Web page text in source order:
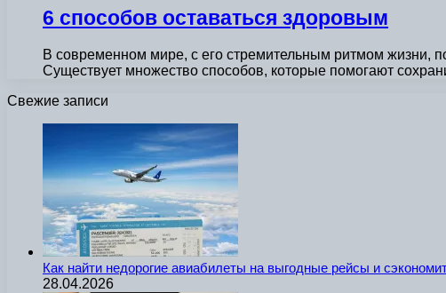
6 способов оставаться здоровым
В современном мире, с его стремительным ритмом жизни,
Существует множество способов, которые помогают
Свежие записи
Как найти недорогие авиабилеты на выгодные рейсы и
28.04.2026